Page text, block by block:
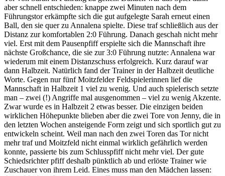
aber schnell entschieden: knappe zwei Minuten nach dem
Führungstor erkämpfte sich die gut aufgelegte Sarah erneut einen
Ball, den sie quer zu Annalena spielte. Diese traf schließlich aus der
Distanz zur komfortablen 2:0 Führung. Danach geschah nicht mehr
viel. Erst mit dem Pausenpfiff erspielte sich die Mannschaft ihre
nächste Großchance, die sie zur 3:0 Führung nutzte: Annalena war
wiederum mit einem Distanzschuss erfolgreich. Kurz darauf war
dann Halbzeit. Natürlich fand der Trainer in der Halbzeit deutliche
Worte. Gegen nur fünf Moitzfelder Feldspielerinnen lief die
Mannschaft in Halbzeit 1 viel zu wenig. Und auch spielerisch setzte
man – zwei (!) Angriffe mal ausgenommen – viel zu wenig Akzente.
Zwar wurde es in Halbzeit 2 etwas besser. Die einzigen beiden
wirklichen Höhepunkte blieben aber die zwei Tore von Jenny, die in
den letzten Wochen ansteigende Form zeigt und sich sportlich gut zu
entwickeln scheint. Weil man nach den zwei Toren das Tor nicht
mehr traf und Moitzfeld nicht einmal wirklich gefährlich werden
konnte, passierte bis zum Schlusspfiff nicht mehr viel. Der gute
Schiedsrichter pfiff deshalb pünktlich ab und erlöste Trainer wie
Zuschauer von ihrem Leid. Eines muss man den Mädchen lassen: